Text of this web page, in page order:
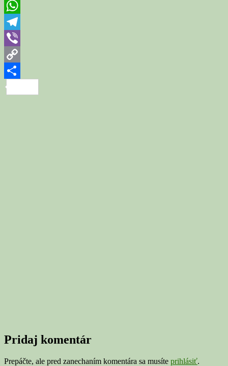
Twitter
WhatsApp
Telegram
Viber
Copy
Link
Pridaj komentár
Prepáčte, ale pred zanechaním komentára sa musíte prihlásiť.